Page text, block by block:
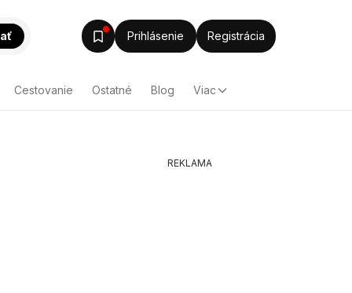
Prihlásenie Registrácia
Cestovanie Ostatné Blog Viac
REKLAMA